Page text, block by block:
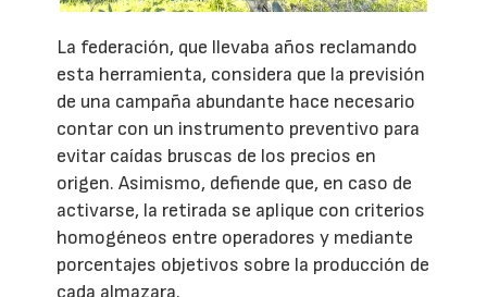
La federación, que llevaba años reclamando
esta herramienta, considera que la previsión
de una campaña abundante hace necesario
contar con un instrumento preventivo para
evitar caídas bruscas de los precios en
origen. Asimismo, defiende que, en caso de
activarse, la retirada se aplique con criterios
homogéneos entre operadores y mediante
porcentajes objetivos sobre la producción de
cada almazara.